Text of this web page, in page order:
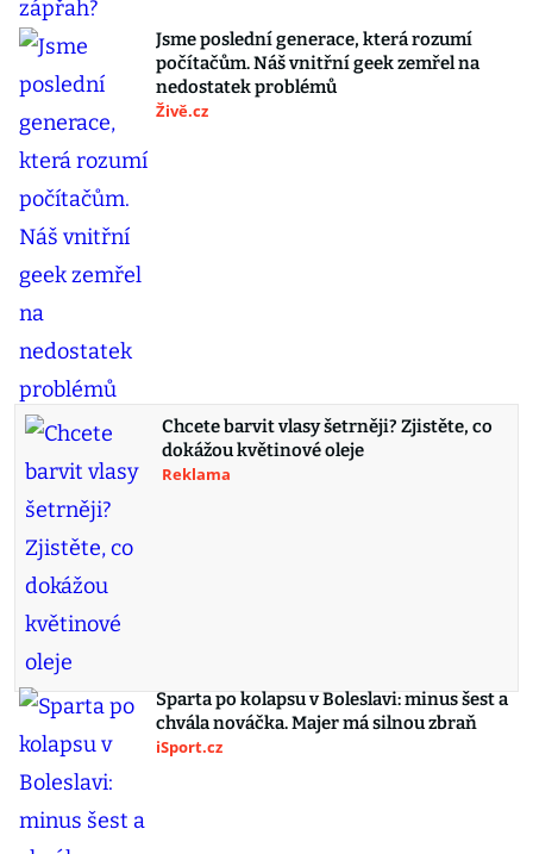
Jsme poslední generace, která rozumí
počítačům. Náš vnitřní geek zemřel na
nedostatek problémů
Živě.cz
Chcete barvit vlasy šetrněji? Zjistěte, co
dokážou květinové oleje
Reklama
Sparta po kolapsu v Boleslavi: minus šest a
chvála nováčka. Majer má silnou zbraň
iSport.cz